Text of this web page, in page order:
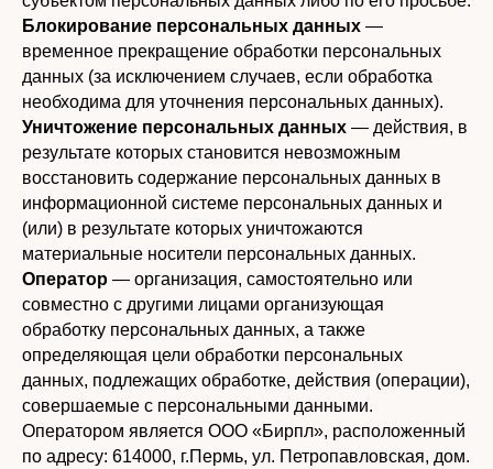
Блокирование персональных данных —
временное прекращение обработки персональных
данных (за исключением случаев, если обработка
необходима для уточнения персональных данных).
Уничтожение персональных данных — действия, в
результате которых становится невозможным
восстановить содержание персональных данных в
информационной системе персональных данных и
(или) в результате которых уничтожаются
материальные носители персональных данных.
Оператор — организация, самостоятельно или
совместно с другими лицами организующая
обработку персональных данных, а также
определяющая цели обработки персональных
данных, подлежащих обработке, действия (операции),
совершаемые с персональными данными.
Оператором является ООО «Бирпл», расположенный
по адресу: 614000, г.Пермь, ул. Петропавловская, дом.